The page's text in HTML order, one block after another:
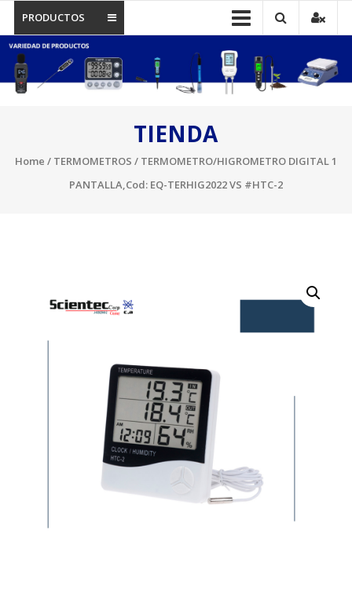
PRODUCTOS
TIENDA
Home / TERMOMETROS / TERMOMETRO/HIGROMETRO DIGITAL 1
PANTALLA,Cod: EQ-TERHIG2022 VS #HTC-2